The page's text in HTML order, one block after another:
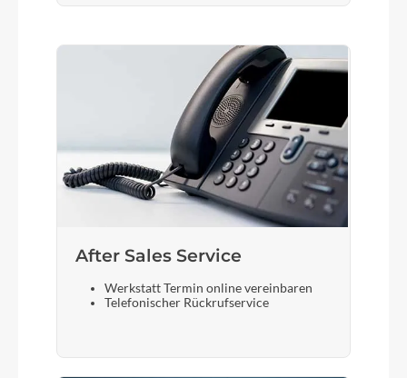
After Sales Service
Werkstatt Termin online vereinbaren
Telefonischer Rückrufservice